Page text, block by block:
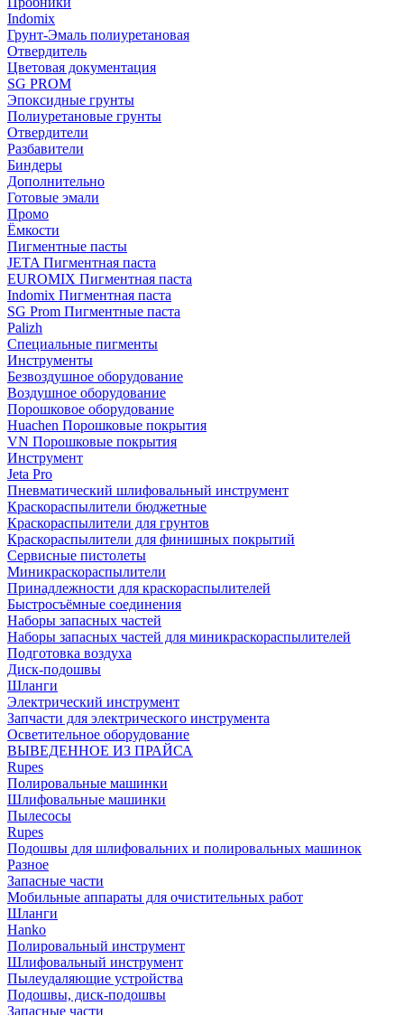
Indomix
Грунт-Эмаль полиуретановая
Отвердитель
Цветовая документация
SG PROM
Эпоксидные грунты
Полиуретановые грунты
Отвердители
Разбавители
Биндеры
Дополнительно
Готовые эмали
Промо
Ёмкости
Пигментные пасты
JETA Пигментная паста
EUROMIX Пигментная паста
Indomix Пигментная паста
SG Prom Пигментные паста
Palizh
Специальные пигменты
Инструменты
Безвоздушное оборудование
Воздушное оборудование
Порошковое оборудование
Huachen Порошковые покрытия
VN Порошковые покрытия
Инструмент
Jeta Pro
Пневматический шлифовальный инструмент
Краскораспылители бюджетные
Краскораспылители для грунтов
Краскораспылители для финишных покрытий
Сервисные пистолеты
Миникраскораспылители
Принадлежности для краскораспылителей
Быстросъёмные соединения
Наборы запасных частей
Наборы запасных частей для миникраскораспылителей
Подготовка воздуха
Диск-подошвы
Шланги
Электрический инструмент
Запчасти для электрического инструмента
Осветительное оборудование
ВЫВЕДЕННОЕ ИЗ ПРАЙСА
Rupes
Полировальные машинки
Шлифовальные машинки
Пылесосы
Rupes
Подошвы для шлифовальних и полировальных машинок
Разное
Запасные части
Мобильные аппараты для очистительных работ
Шланги
Hanko
Полировальный инструмент
Шлифовальный инструмент
Пылеудаляющие устройства
Подошвы, диск-подошвы
Запасные части